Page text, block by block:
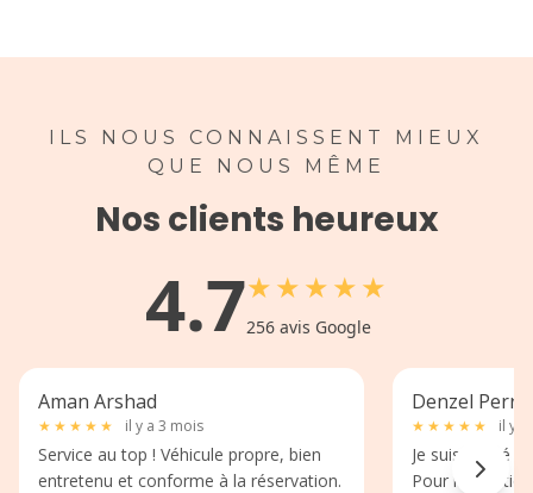
ILS NOUS CONNAISSENT MIEUX
QUE NOUS MÊME
Nos clients heureux
4.7★★★★★
256avis Google
Aman Arshad
★ ★ ★ ★ ★ il y a 3 mois
Service au top ! Véhicule propre, bien
entretenu et conforme à la réservation.
Denzel Perrin
★ ★ ★ ★ ★ il y
Je suis passé
Pour la